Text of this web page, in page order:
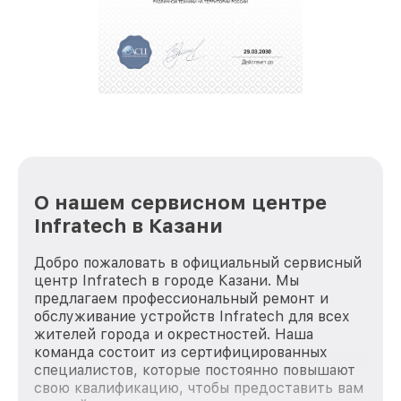
полной сохранности и бесплатно.
положительные отзывы и обрели отличную
репутацию. Мы постоянно совершенствуемся и
О нашем сервисном центре
Infratech в Казани
Добро пожаловать в официальный сервисный
центр Infratech в городе Казани. Мы
предлагаем профессиональный ремонт и
обслуживание устройств Infratech для всех
жителей города и окрестностей. Наша
команда состоит из сертифицированных
специалистов, которые постоянно повышают
свою квалификацию, чтобы предоставить вам